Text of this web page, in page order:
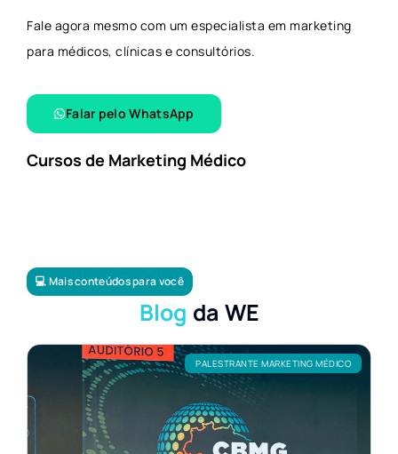
Fale agora mesmo com um especialista em marketing
para médicos, clínicas e consultórios.
Falar pelo WhatsApp​
Cursos de Marketing Médico
💻 Mais conteúdos para você
Blog da WE
PALESTRANTE MARKETING MÉDICO